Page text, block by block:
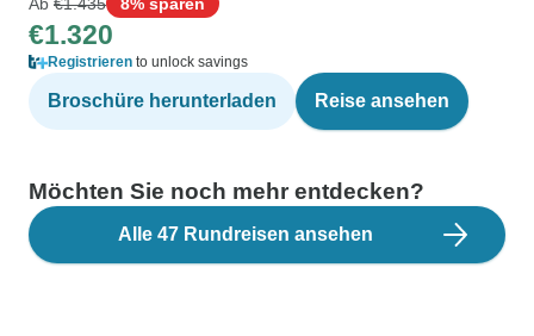
€1.320
Registrieren to unlock savings
Broschüre herunterladen Reise ansehen
Möchten Sie noch mehr entdecken?
Alle 47 Rundreisen ansehen